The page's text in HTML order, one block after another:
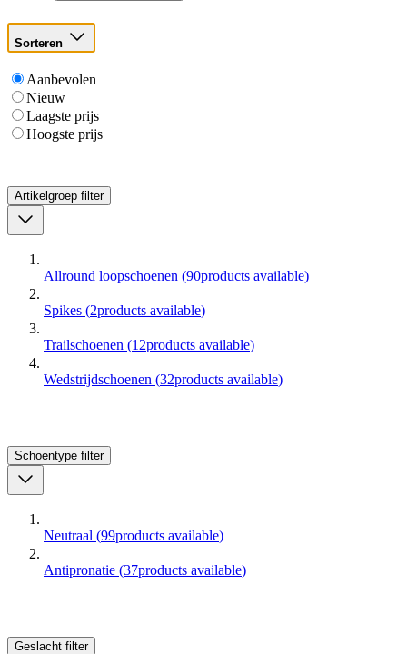
Sorteren
Aanbevolen
Nieuw
Laagste prijs
Hoogste prijs
Artikelgroep filter
Allround loopschoenen (90products available)
Spikes (2products available)
Trailschoenen (12products available)
Wedstrijdschoenen (32products available)
Schoentype filter
Neutraal (99products available)
Antipronatie (37products available)
Geslacht filter